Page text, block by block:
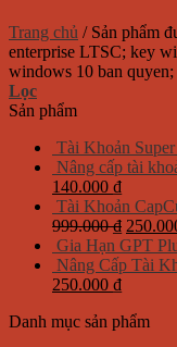
Trang chủ /Sản phẩm
enterprise LTSC; key
windows 10 ban
Lọc
Sản phẩm
Tài Khoản
Nâng cấp tài
Giá
gốc
là:
600.000 ₫.
140.000 ₫Giá
hiện
tại
là:
Tài Khoản
999.000₫ Giá
gốc
là:
Gia Hạn GPT
Nâng Cấp Tài
Giá
là:
250.000 ₫Giá
tại
Danh mục sản phẩm